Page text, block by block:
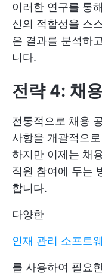
이러한 연구를 통
신의 적합성을 스
은 결과를 분석하
니다.
전략 4: 채
전통적으로 채용
사항을 개괄적으
하지만 이제는 채
직원 참여에 두는
합니다.
다양한
인재 관리 소프트
를 사용하여 필요